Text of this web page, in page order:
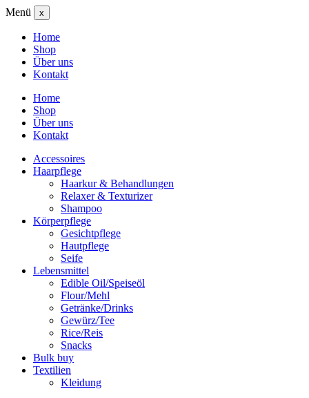
Menü x
Home
Shop
Über uns
Kontakt
Home
Shop
Über uns
Kontakt
Accessoires
Haarpflege
Haarkur & Behandlungen
Relaxer & Texturizer
Shampoo
Körperpflege
Gesichtpflege
Hautpflege
Seife
Lebensmittel
Edible Oil/Speiseöl
Flour/Mehl
Getränke/Drinks
Gewürz/Tee
Rice/Reis
Snacks
Bulk buy
Textilien
Kleidung